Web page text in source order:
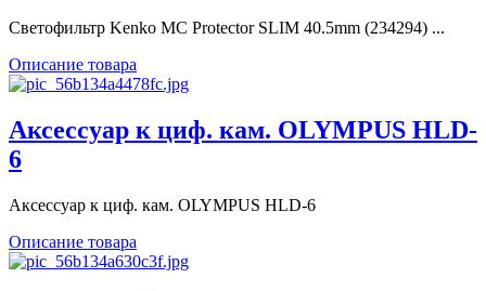
Светофильтр Kenko MC Protector SLIM 40.5mm (234294) ...
Описание товара
Аксессуар к циф. кам. OLYMPUS HLD-
6
Аксессуар к циф. кам. OLYMPUS HLD-6
Описание товара